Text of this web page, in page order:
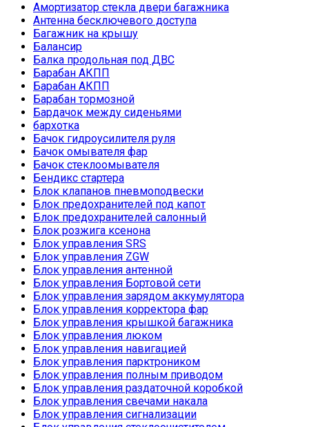
Амортизатор стекла двери багажника
Антенна бесключевого доступа
Багажник на крышу
Балансир
Балка продольная под ДВС
Барабан АКПП
Барабан АКПП
Барабан тормозной
Бардачок между сиденьями
бархотка
Бачок гидроусилителя руля
Бачок омывателя фар
Бачок стеклоомывателя
Бендикс стартера
Блок клапанов пневмоподвески
Блок предохранителей под капот
Блок предохранителей салонный
Блок розжига ксенона
Блок управления SRS
Блок управления ZGW
Блок управления антенной
Блок управления Бортовой сети
Блок управления зарядом аккумулятора
Блок управления корректора фар
Блок управления крышкой багажника
Блок управления люком
Блок управления навигацией
Блок управления парктроником
Блок управления полным приводом
Блок управления раздаточной коробкой
Блок управления свечами накала
Блок управления сигнализации